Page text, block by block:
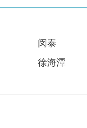
闵泰
徐海潭